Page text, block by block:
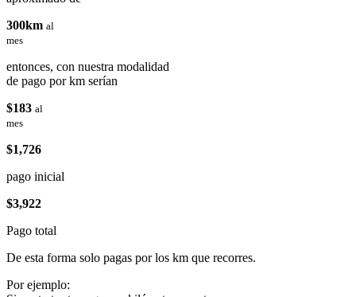
300km al
mes
entonces, con nuestra modalidad
de pago por km serían
$183 al
mes
$1,726
pago inicial
$3,922
Pago total
De esta forma solo pagas por los km que recorres.
Por ejemplo: